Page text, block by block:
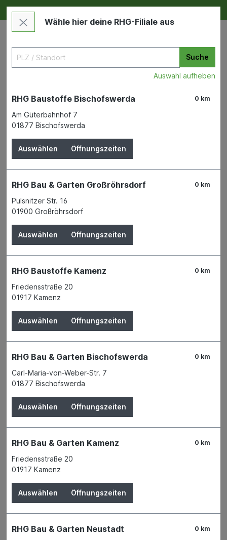
Deine RHG NEU ERLEBEN
Elektromaschinen
Makita Akku-Beton-
Verdichter Li-Io ohne Akkus
und Ladegerät DVR 450 Z
Der Preis wird erst nach Wahl einer Filiale
Zum Merkzettel hinzufügen
Verfügbarkeit
Verfügbar in 2 Filialen Filiale auswählen
Produktnummer:03192845
Anschrift
Makita-Platz 1
Wähle hier deine RHG-Filiale aus
Suche
Auswahl aufheben
0 km
RHG Baustoffe Bischofswerda
Am Güterbahnhof 7
01877 Bischofswerda
Auswählen Öffnungszeiten
0 km
RHG Bau & Garten Großröhrsdorf
Pulsnitzer Str. 16
01900 Großröhrsdorf
Auswählen Öffnungszeiten
0 km
RHG Baustoffe Kamenz
Friedensstraße 20
01917 Kamenz
Auswählen Öffnungszeiten
0 km
RHG Bau & Garten Bischofswerda
Carl-Maria-von-Weber-Str. 7
01877 Bischofswerda
Auswählen Öffnungszeiten
0 km
RHG Bau & Garten Kamenz
Friedensstraße 20
01917 Kamenz
Auswählen Öffnungszeiten
0 km
RHG Bau & Garten Neustadt